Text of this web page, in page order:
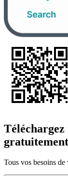
gratuitement
Tous vos besoins